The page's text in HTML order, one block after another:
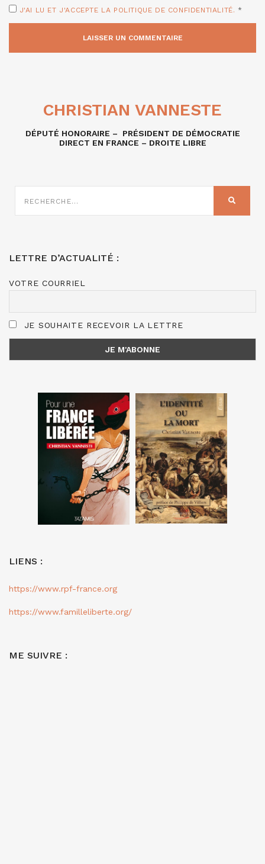
J'AI LU ET J'ACCEPTE LA POLITIQUE DE CONFIDENTIALITÉ. *
CHRISTIAN VANNESTE
DÉPUTÉ HONORAIRE – PRÉSIDENT DE DÉMOCRATIE
DIRECT EN FRANCE – DROITE LIBRE
SUR
LETTRE D’ACTUALITÉ :
VOTRE COURRIEL
JE SOUHAITE RECEVOIR LA LETTRE
LIENS :
https://www.rpf-france.org
https://www.familleliberte.org/
ME SUIVRE :